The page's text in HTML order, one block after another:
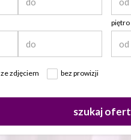
piętro
ze zdjęciem bez prowizji
szukaj ofert